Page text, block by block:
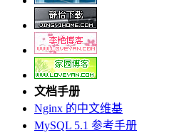
文档手册
Nginx 的中文维基
MySQL 5.1 参考手册